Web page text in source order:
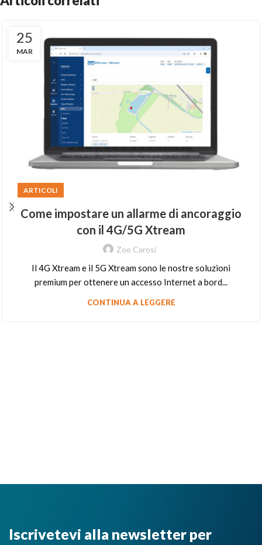
25
MAR
ARTICOLI
Come impostare un allarme di ancoraggio
con il 4G/5G Xtream
Zoe Carosi
Il 4G Xtream e il 5G Xtream sono le nostre soluzioni
premium per ottenere un accesso Internet a bord...
CONTINUA A LEGGERE
Iscrivetevi alla newsletter per